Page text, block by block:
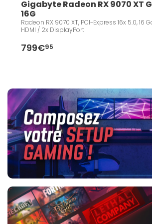
Gigabyte Radeon RX 9070 XT
16G
Radeon RX 9070 XT, PCI-Express 16x 5.0, 16
HDMI / 2x DisplayPort
799€95